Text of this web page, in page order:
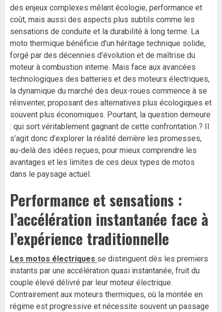
des enjeux complexes mêlant écologie, performance et
coût, mais aussi des aspects plus subtils comme les
sensations de conduite et la durabilité à long terme. La
moto thermique bénéficie d’un héritage technique solide,
forgé par des décennies d’évolution et de maîtrise du
moteur à combustion interne. Mais face aux avancées
technologiques des batteries et des moteurs électriques,
la dynamique du marché des deux-roues commence à se
réinventer, proposant des alternatives plus écologiques et
souvent plus économiques. Pourtant, la question demeure
: qui sort véritablement gagnant de cette confrontation ? Il
s’agit donc d’explorer la réalité derrière les promesses,
au-delà des idées reçues, pour mieux comprendre les
avantages et les limites de ces deux types de motos
dans le paysage actuel.
Performance et sensations :
l’accélération instantanée face à
l’expérience traditionnelle
Les motos électriques se distinguent dès les premiers
instants par une accélération quasi instantanée, fruit du
couple élevé délivré par leur moteur électrique.
Contrairement aux moteurs thermiques, où la montée en
régime est progressive et nécessite souvent un passage